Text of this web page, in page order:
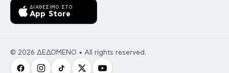
ΔΙΑΘΈΣΙΜΟ ΣΤΟ
App Store
© 2026 ΔΕΔΟΜΕΝΟ • All rights reserved.